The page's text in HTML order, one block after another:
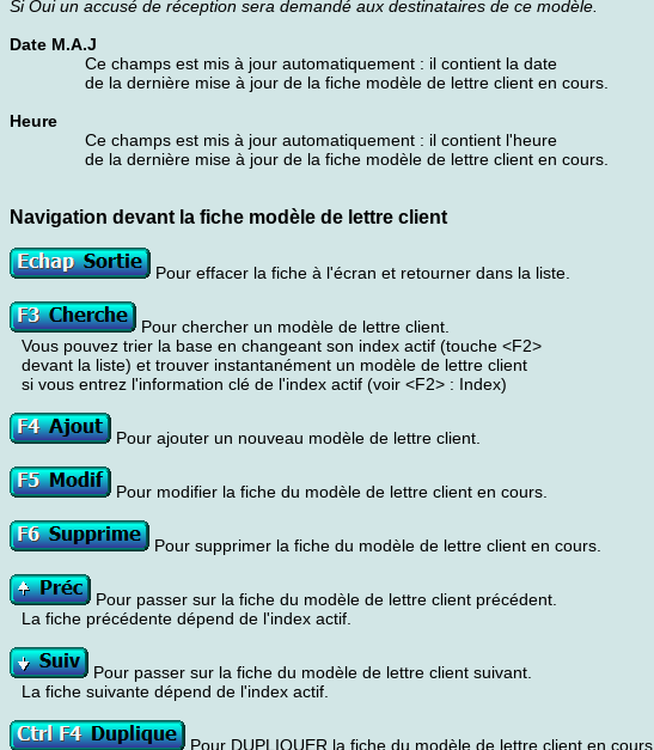
Si Oui un accusé de réception sera demandé aux destinataires de ce modèle.
Date M.A.J
Ce champs est mis à jour automatiquement : il contient la date
de la dernière mise à jour de la fiche modèle de lettre client en cours.
Heure
Ce champs est mis à jour automatiquement : il contient l'heure
de la dernière mise à jour de la fiche modèle de lettre client en cours.
Navigation devant la fiche modèle de lettre client
Pour effacer la fiche à l'écran et retourner dans la liste.
Pour chercher un modèle de lettre client.
Vous pouvez trier la base en changeant son index actif (touche <F2>
devant la liste) et trouver instantanément un modèle de lettre client
si vous entrez l'information clé de l'index actif (voir <F2> : Index)
Pour ajouter un nouveau modèle de lettre client.
Pour modifier la fiche du modèle de lettre client en cours.
Pour supprimer la fiche du modèle de lettre client en cours.
Pour passer sur la fiche du modèle de lettre client précédent.
La fiche précédente dépend de l'index actif.
Pour passer sur la fiche du modèle de lettre client suivant.
La fiche suivante dépend de l'index actif.
Pour DUPLIQUER la fiche du modèle de lettre client en cours.